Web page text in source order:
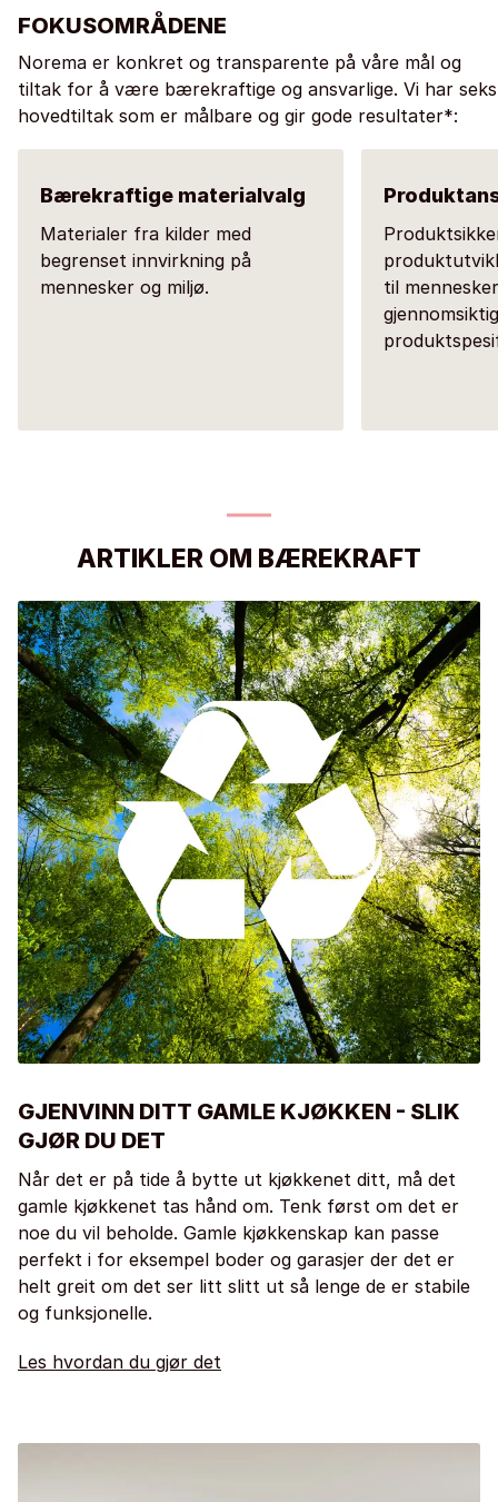
FOKUSOMRÅDENE
Norema er konkret og transparente på våre mål og
tiltak for å være bærekraftige og ansvarlige. Vi har seks
hovedtiltak som er målbare og gir gode resultater*:
Bærekraftige materialvalg
Materialer fra kilder med
begrenset innvirkning på
mennesker og miljø.
til
gjennomsiktig
ARTIKLER OM BÆREKRAFT
GJENVINN DITT GAMLE KJØKKEN - SLIK
GJØR DU DET
Når det er på tide å bytte ut kjøkkenet ditt, må det
gamle kjøkkenet tas hånd om. Tenk først om det er
noe du vil beholde. Gamle kjøkkenskap kan passe
perfekt i for eksempel boder og garasjer der det er
helt greit om det ser litt slitt ut så lenge de er stabile
og funksjonelle.
Les hvordan du gjør det